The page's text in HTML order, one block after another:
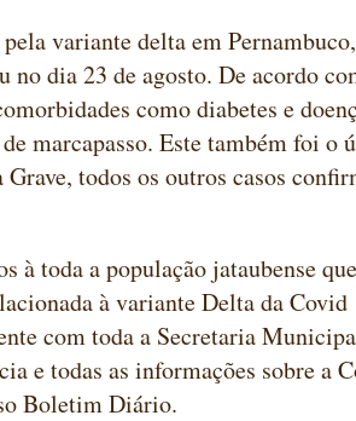
variante delta em
no dia 23 de agosto. De acordo
como diabetes e
marcapasso. Este também foi o
todos os outros casos
à toda a população jataubense
à variante Delta da Covid
com toda a Secretaria
e todas as informações sobre a
Boletim Diário.